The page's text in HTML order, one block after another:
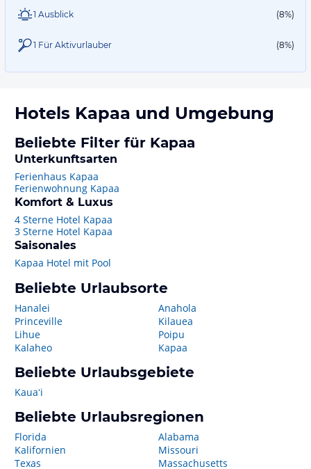
1 Ausblick (8%)
1 Für Aktivurlauber (8%)
Hotels Kapaa und Umgebung
Beliebte Filter für Kapaa
Unterkunftsarten
Ferienhaus Kapaa
Ferienwohnung Kapaa
Komfort & Luxus
4 Sterne Hotel Kapaa
3 Sterne Hotel Kapaa
Saisonales
Kapaa Hotel mit Pool
Beliebte Urlaubsorte
Hanalei
Princeville
Lihue
Kalaheo
Anahola
Kilauea
Poipu
Kapaa
Beliebte Urlaubsgebiete
Kauaʻi
Beliebte Urlaubsregionen
Florida
Kalifornien
Texas
Alabama
Missouri
Massachusetts